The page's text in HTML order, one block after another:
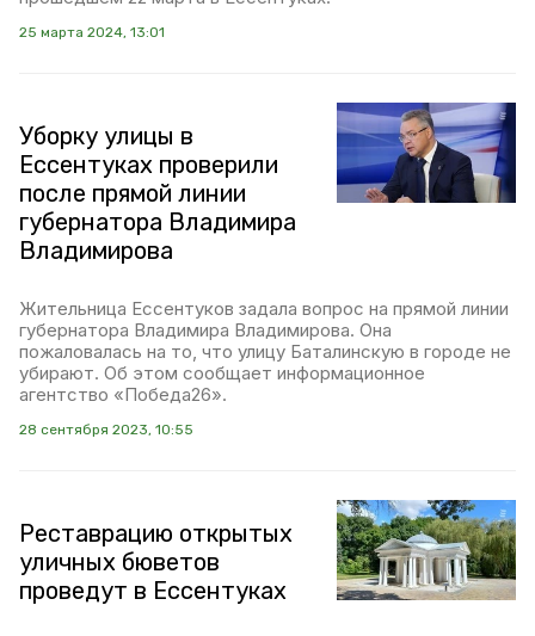
25 марта 2024, 13:01
Уборку улицы в
Ессентуках проверили
после прямой линии
губернатора Владимира
Владимирова
Жительница Ессентуков задала вопрос на прямой линии
губернатора Владимира Владимирова. Она
пожаловалась на то, что улицу Баталинскую в городе не
убирают. Об этом сообщает информационное
агентство «Победа26».
28 сентября 2023, 10:55
Реставрацию открытых
уличных бюветов
проведут в Ессентуках